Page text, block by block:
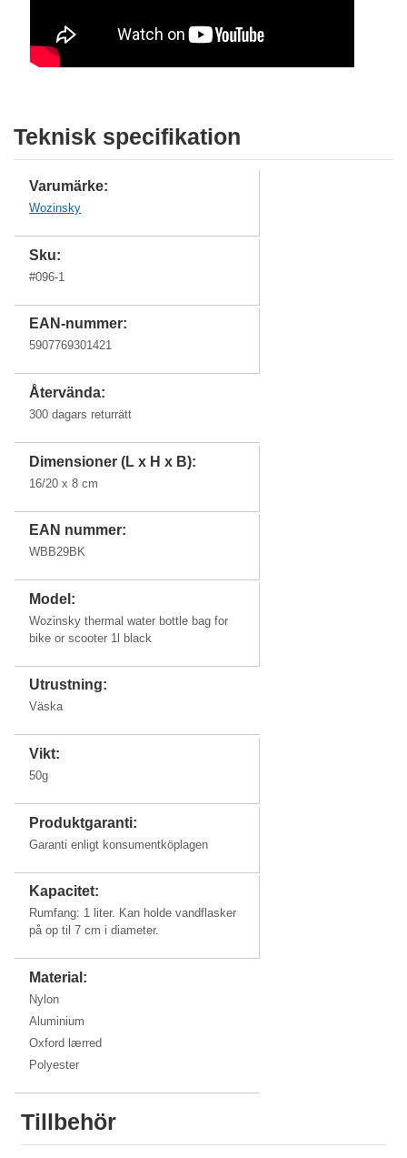
Teknisk specifikation
Varumärke:
Wozinsky
Sku:
#096-1
EAN-nummer:
5907769301421
Återvända:
300 dagars returrätt
Dimensioner (L x H x B):
16/20 x 8 cm
EAN nummer:
WBB29BK
Model:
Wozinsky thermal water bottle bag for
bike or scooter 1l black
Utrustning:
Väska
Vikt:
50g
Produktgaranti:
Garanti enligt konsumentköplagen
Kapacitet:
Rumfang: 1 liter. Kan holde vandflasker
på op til 7 cm i diameter.
Material:
Nylon
Aluminium
Oxford lærred
Polyester
Tillbehör